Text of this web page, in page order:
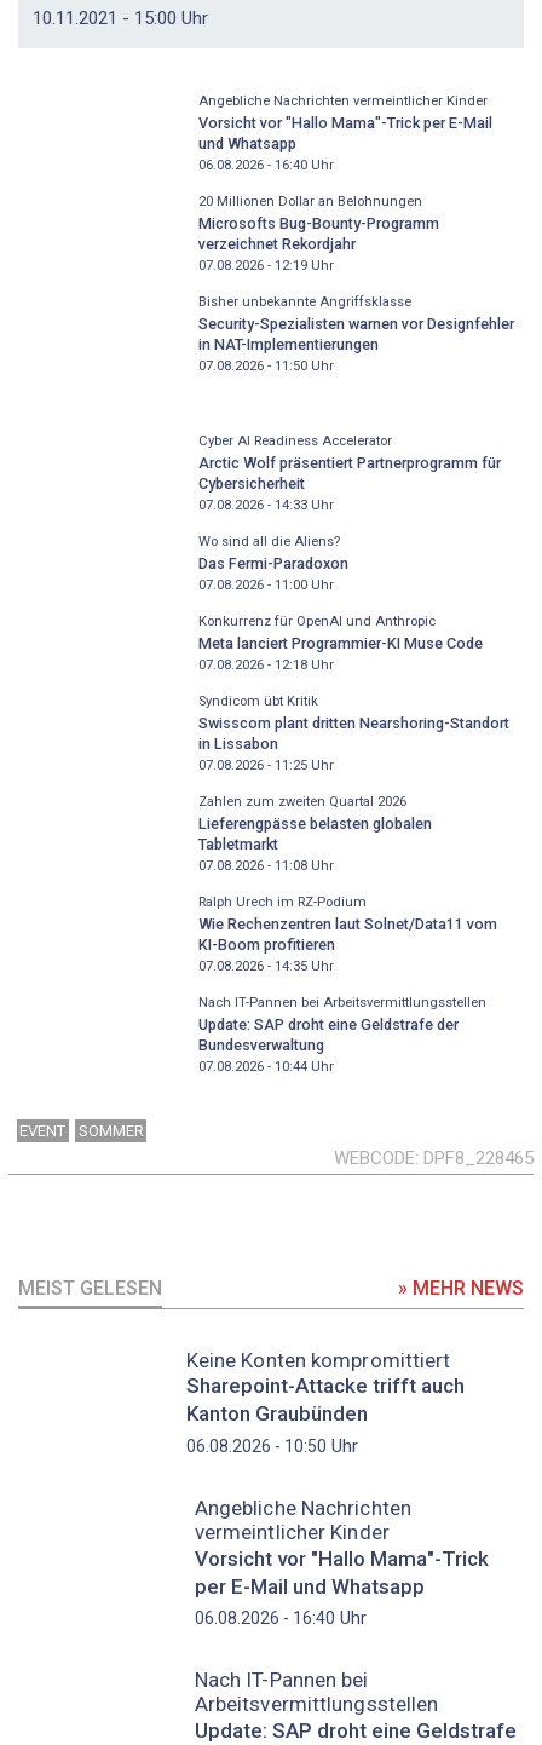
10.11.2021 - 15:00 Uhr
Angebliche Nachrichten vermeintlicher Kinder
Vorsicht vor "Hallo Mama"-Trick per E-Mail
und Whatsapp
06.08.2026 - 16:40Uhr
20 Millionen Dollar an Belohnungen
Microsofts Bug-Bounty-Programm
verzeichnet Rekordjahr
07.08.2026 - 12:19Uhr
Bisher unbekannte Angriffsklasse
Security-Spezialisten warnen vor Designfehler
in NAT-Implementierungen
07.08.2026 - 11:50Uhr
Cyber AI Readiness Accelerator
Arctic Wolf präsentiert Partnerprogramm für
Cybersicherheit
07.08.2026 - 14:33Uhr
Wo sind all die Aliens?
Das Fermi-Paradoxon
07.08.2026 - 11:00Uhr
Konkurrenz für OpenAI und Anthropic
Meta lanciert Programmier-KI Muse Code
07.08.2026 - 12:18Uhr
Syndicom übt Kritik
Swisscom plant dritten Nearshoring-Standort
in Lissabon
07.08.2026 - 11:25Uhr
Zahlen zum zweiten Quartal 2026
Lieferengpässe belasten globalen
Tabletmarkt
07.08.2026 - 11:08Uhr
Ralph Urech im RZ-Podium
Wie Rechenzentren laut Solnet/Data11 vom
KI-Boom profitieren
07.08.2026 - 14:35Uhr
Nach IT-Pannen bei Arbeitsvermittlungsstellen
Update: SAP droht eine Geldstrafe der
Bundesverwaltung
07.08.2026 - 10:44Uhr
EVENT SOMMER
WEBCODE DPF8_228465
MEIST GELESEN » MEHR NEWS
Keine Konten kompromittiert
Sharepoint-Attacke trifft auch
Kanton Graubünden
06.08.2026 - 10:50 Uhr
Angebliche Nachrichten
vermeintlicher Kinder
Vorsicht vor "Hallo Mama"-Trick
per E-Mail und Whatsapp
06.08.2026 - 16:40 Uhr
Nach IT-Pannen bei
Arbeitsvermittlungsstellen
Update: SAP droht eine Geldstrafe